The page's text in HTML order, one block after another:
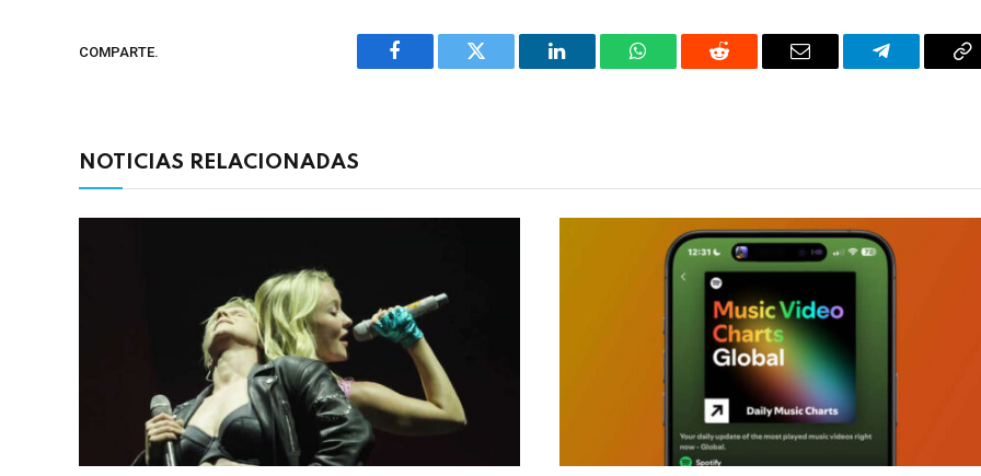
COMPARTE.
Facebook Twitter LinkedIn WhatsAppReddit
Correo
Telegrama
NOTICIAS RELACIONADAS